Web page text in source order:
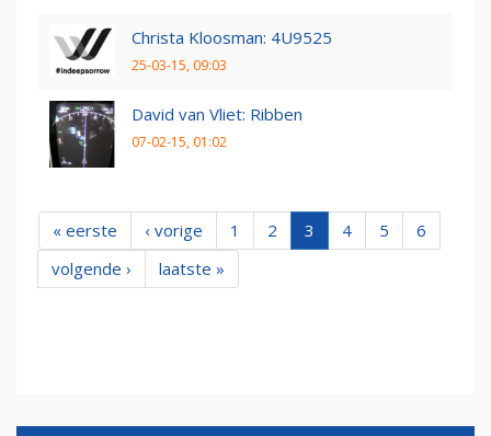
Christa Kloosman: 4U9525
25-03-15, 09:03
David van Vliet: Ribben
07-02-15, 01:02
« eerste ‹ vorige 1 2 3 4 5
6
volgende ›
laatste »